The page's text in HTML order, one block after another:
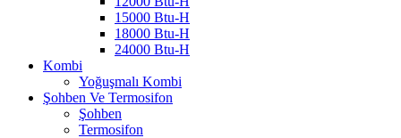
15000 Btu-H
18000 Btu-H
24000 Btu-H
Kombi
Yoğuşmalı Kombi
Şohben Ve Termosifon
Şohben
Termosifon